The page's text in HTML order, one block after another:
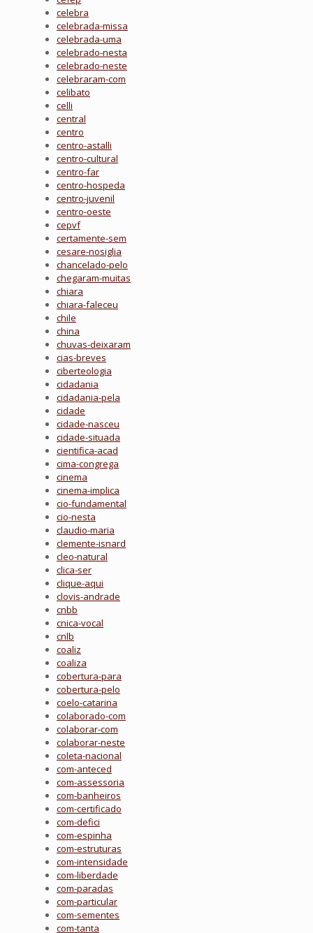
celebra
celebrada-missa
celebrada-uma
celebrado-nesta
celebrado-neste
celebraram-com
celibato
celli
central
centro
centro-astalli
centro-cultural
centro-far
centro-hospeda
centro-juvenil
centro-oeste
cepvf
certamente-sem
cesare-nosiglia
chancelado-pelo
chegaram-muitas
chiara
chiara-faleceu
chile
china
chuvas-deixaram
cias-breves
ciberteologia
cidadania
cidadania-pela
cidade
cidade-nasceu
cidade-situada
cientifica-acad
cima-congrega
cinema
cinema-implica
cio-fundamental
cio-nesta
claudio-maria
clemente-isnard
cleo-natural
clica-ser
clique-aqui
clovis-andrade
cnbb
cnica-vocal
cnlb
coaliz
coaliza
cobertura-para
cobertura-pelo
coelo-catarina
colaborado-com
colaborar-com
colaborar-neste
coleta-nacional
com-anteced
com-assessoria
com-banheiros
com-certificado
com-defici
com-espinha
com-estruturas
com-intensidade
com-liberdade
com-paradas
com-particular
com-sementes
com-tanta